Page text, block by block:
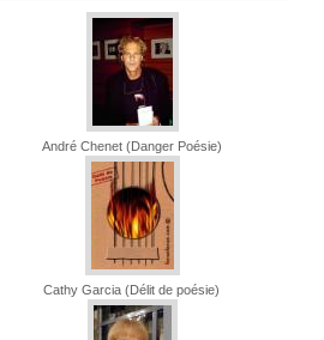
André Chenet (Danger Poésie)
Cathy Garcia (Délit de poésie)